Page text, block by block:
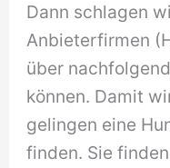
Dann schlagen
Anbieterfirmen
über
können. Damit
gelingen eine
finden. Sie